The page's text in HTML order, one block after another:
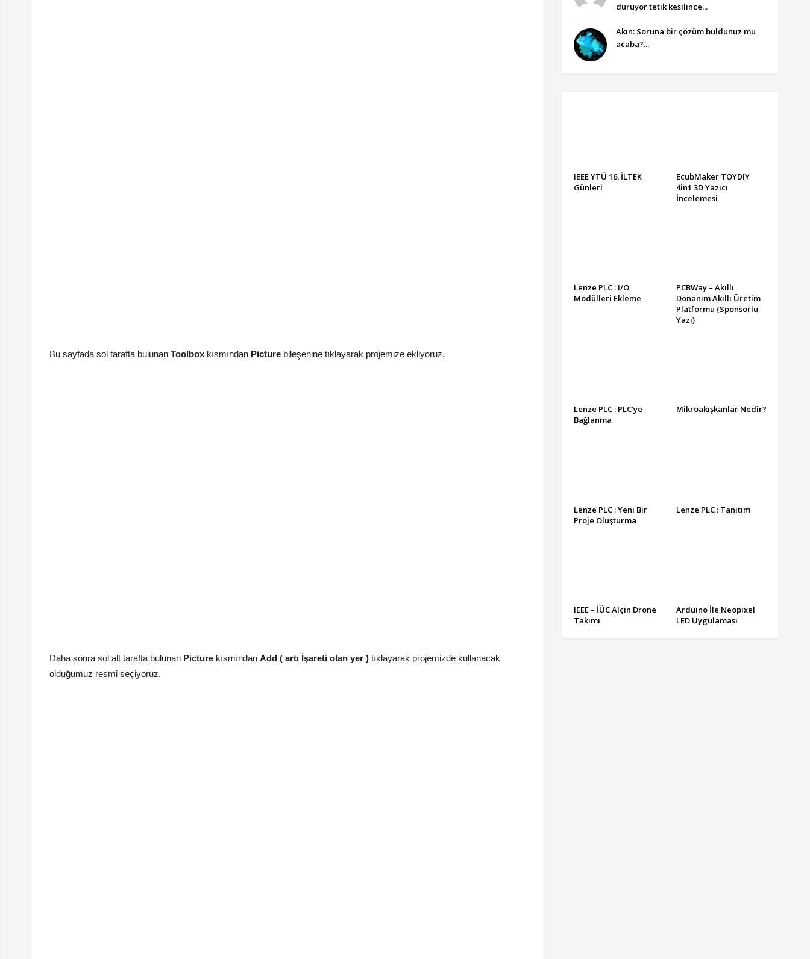
Bu sayfada sol tarafta bulunan Toolbox kısmından Picture bileşenine tıklayarak projemize ekliyoruz.
Daha sonra sol alt tarafta bulunan Picture kısmından Add ( artı İşareti olan yer ) tıklayarak projemizde kullanacak
olduğumuz resmi seçiyoruz.
duruyor tetık kesılınce...
Akın: Soruna bir çözüm buldunuz mu
acaba?...
IEEE YTÜ 16. İLTEK
Günleri
EcubMaker TOYDIY
4in1 3D Yazıcı
İncelemesi
Lenze PLC : I/O
Modülleri Ekleme
PCBWay – Akıllı
Donanım Akıllı Üretim
Platformu (Sponsorlu
Yazı)
Lenze PLC : PLC’ye
Bağlanma
Mikroakışkanlar Nedir?
Lenze PLC : Yeni Bir
Proje Oluşturma
Lenze PLC : Tanıtım
IEEE – İÜC Alçin Drone
Takımı
Arduino İle Neopixel
LED Uygulaması